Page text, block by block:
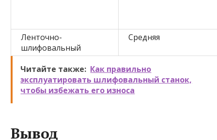
Ленточно-
шлифовальный
Средняя
Читайте также: Как правильно
эксплуатировать шлифовальный станок,
чтобы избежать его износа
Вывод